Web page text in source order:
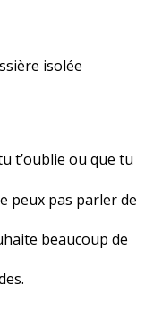
isolée
t’oublie ou que tu
peux pas parler de
beaucoup de